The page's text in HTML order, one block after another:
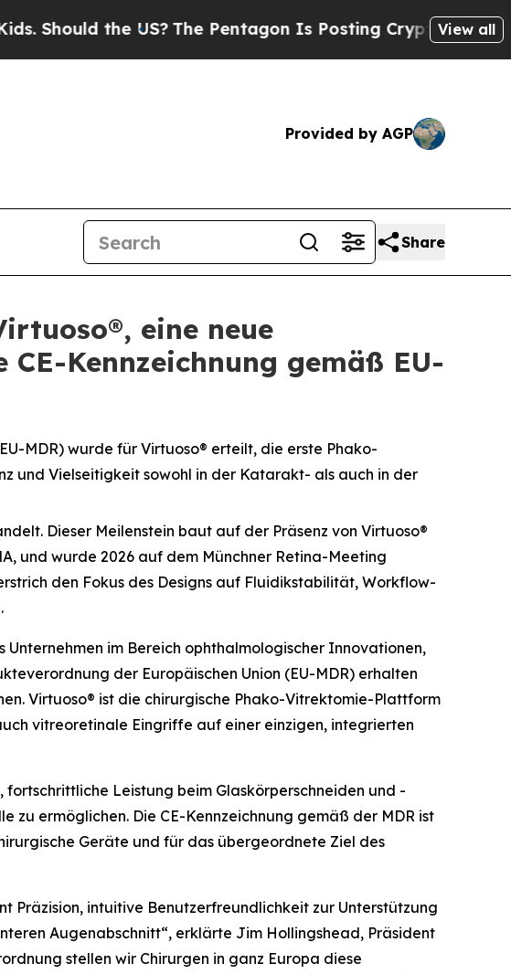
the US?The Pentagon Is Posting Cryptic Biblical View all
Provided by AGP
Share
eine neue
Kennzeichnung gemäß EU-
MDR) wurde für Virtuoso® erteilt, die erste Phako-
und Vielseitigkeit sowohl in der Katarakt- als auch in der
Dieser Meilenstein baut auf der Präsenz von Virtuoso®
und wurde 2026 auf dem Münchner Retina-Meeting
den Fokus des Designs auf Fluidikstabilität, Workflow-
Unternehmen im Bereich ophthalmologischer Innovationen,
der Europäischen Union (EU-MDR) erhalten
Virtuoso® ist die chirurgische Phako-Vitrektomie-Plattform
vitreoretinale Eingriffe auf einer einzigen, integrierten
Leistung beim Glaskörperschneiden und -
zu ermöglichen. Die CE-Kennzeichnung gemäß der MDR ist
Geräte und für das übergeordnete Ziel des
Präzision, intuitive Benutzerfreundlichkeit zur Unterstützung
Augenabschnitt“, erklärte Jim Hollingshead, Präsident
stellen wir Chirurgen in ganz Europa diese